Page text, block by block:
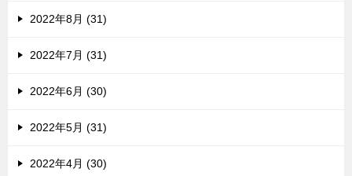
2022年8月 (31)
2022年7月 (31)
2022年6月 (30)
2022年5月 (31)
2022年4月 (30)